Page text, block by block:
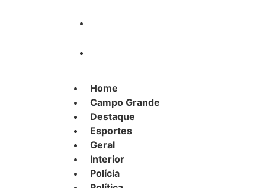
Home
Campo Grande
Destaque
Esportes
Geral
Interior
Polícia